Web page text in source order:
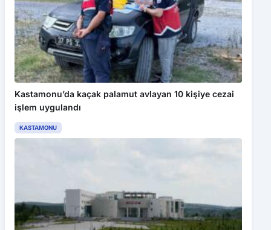
Kastamonu’da kaçak palamut avlayan 10 kişiye cezai
işlem uygulandı
KASTAMONU